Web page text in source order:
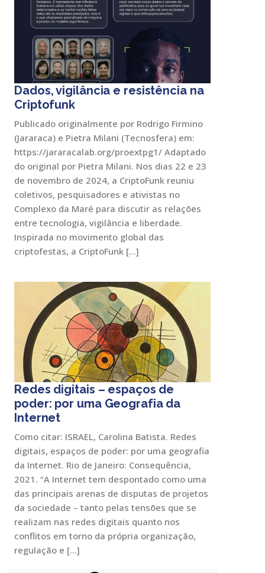
Dados, vigilância e resistência na
Criptofunk
Publicado originalmente por Rodrigo Firmino
(Jararaca) e Pietra Milani (Tecnosfera) em:
https://jararacalab.org/proextpg1/ Adaptado
do original por Pietra Milani. Nos dias 22 e 23
de novembro de 2024, a CriptoFunk reuniu
coletivos, pesquisadores e ativistas no
Complexo da Maré para discutir as relações
entre tecnologia, vigilância e liberdade.
Inspirada no movimento global das
criptofestas, a CriptoFunk […]
Redes digitais – espaços de
poder: por uma Geografia da
Internet
Como citar: ISRAEL, Carolina Batista. Redes
digitais, espaços de poder: por uma geografia
da Internet. Rio de Janeiro: Consequência,
2021. “A Internet tem despontado como uma
das principais arenas de disputas de projetos
da sociedade – tanto pelas tensões que se
realizam nas redes digitais quanto nos
conflitos em torno da própria organização,
regulação e […]